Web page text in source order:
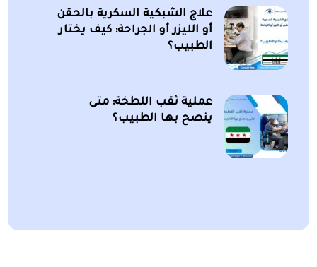
علاج الشبكية السكرية بالحقن
أو الليزر أو الجراحة: كيف يختار
الطبيب؟
عملية ثقب اللطخة: متى
ينصح بها الطبيب؟